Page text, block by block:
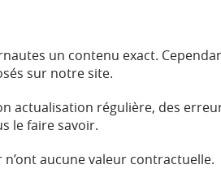
un contenu exact.
sur notre site.
actualisation régulière, des
le faire savoir.
aucune valeur contractuelle.